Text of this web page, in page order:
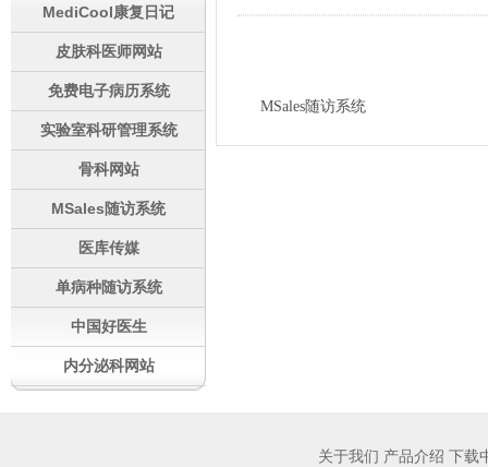
MediCool康复日记
皮肤科医师网站
免费电子病历系统
实验室科研管理系统
骨科网站
MSales随访系统
医库传媒
单病种随访系统
中国好医生
内分泌科网站
MSales随访系统
关于我们 产品介绍 下载